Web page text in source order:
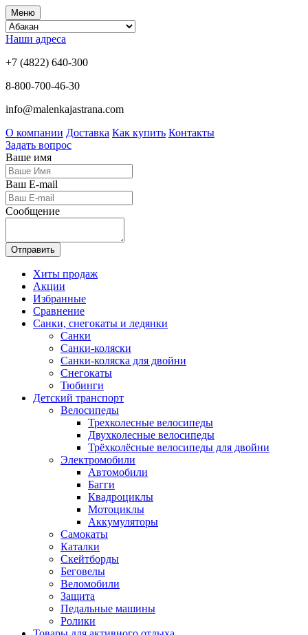
Меню
Наши адреса
+7 (4822) 640-300
8-800-700-46-30
info@malenkajastrana.com
О компании Доставка Как купить Контакты
Задать вопрос
Ваше имя
Ваш E-mail
Сообщение
Отправить
Хиты продаж
Акции
Избранные
Сравнение
Санки, снегокаты и ледянки
Санки
Санки-коляски
Санки-коляска для двойни
Снегокаты
Тюбинги
Детский транспорт
Велосипеды
Трехколесные велосипеды
Двухколесные велосипеды
Трёхколёсные велосипеды для двойни
Электромобили
Автомобили
Багги
Квадроциклы
Мотоциклы
Аккумуляторы
Самокаты
Каталки
Скейтборды
Беговелы
Веломобили
Защита
Педальные машины
Ролики